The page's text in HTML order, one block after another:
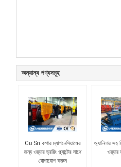
অন্যান্য পণ্যসমূহ
Cu Sn কপার ম্যাগনেসিয়ামের
জন্য ওয়্যার ড্রয়িং প্ল্যান্টের সাথে
যোগাযোগ করুন
অ্যানিলার সহ
ওয়্যার